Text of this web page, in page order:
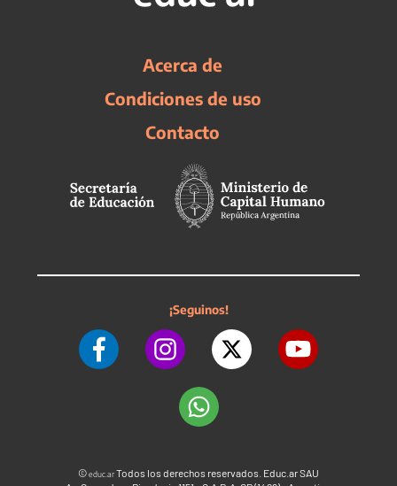
Acerca de
Condiciones de uso
Contacto
¡Seguinos!
©educ.arTodos los derechos reservados. Educ.ar SAU